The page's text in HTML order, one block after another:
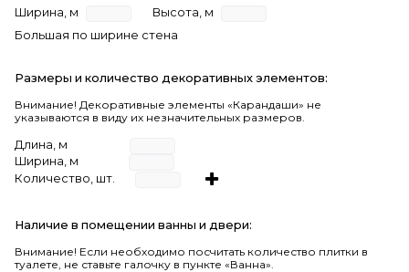
Ширина, м
Высота, м
Большая по ширине стена
Размеры и количество декоративных элементов:
Внимание! Декоративные элементы «Карандаши» не
указываются в виду их незначительных размеров.
Длина, м
Ширина, м
Количество, шт.
Наличие в помещении ванны и двери:
Внимание! Если необходимо посчитать количество плитки в
туалете, не ставьте галочку в пункте «Ванна».